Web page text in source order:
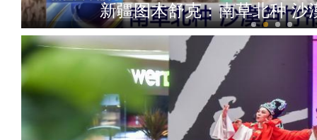
新疆图木舒克：南草北种 沙